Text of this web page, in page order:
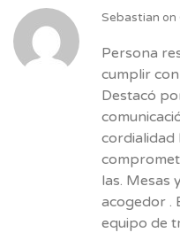
Sebastian on
Persona
cumplir
Destacó
cordialidad
las. Mesas
acogedor .
equipo de